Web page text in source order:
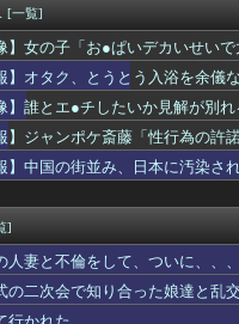
[一覧]
】女の子「お●ぱいデカいせい
】オタク、とうとう入浴を余儀
】誰とエ●チしたいか見解が別
】ジャンポケ斎藤「性行為の許
】中国の街並み、日本に汚染さ
]
人妻と不倫をして、ついに、、、
の二次会で知り合った娘達と乱